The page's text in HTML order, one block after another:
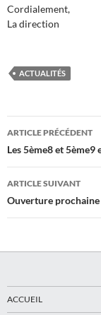
Cordialement,
La direction
ACTUALITÉS
Navigation
des
articles
ARTICLE PRÉCÉDENT
Les 5ème8 et
ARTICLE SUIVANT
Ouverture prochaine
ACCUEIL